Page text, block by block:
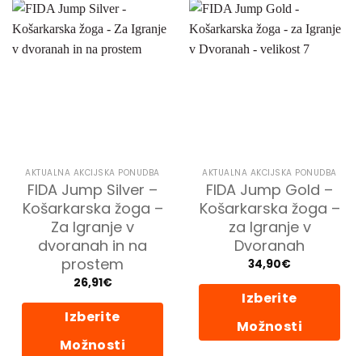
ima
več
različic.
Možnosti
AKTUALNA AKCIJSKA PONUDBA
FIDA Jump Silver –
Košarkarska žoga –
Za Igranje v
dvoranah in na
prostem
26,91€
Izberite
Možnosti
AKTUALNA AKCIJSKA PONUDBA
FIDA Jump Gold –
Košarkarska žoga –
za Igranje v
Dvoranah
34,90€
Izberite
Možnosti